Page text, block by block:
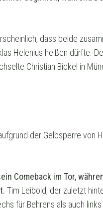
dass beide
Helenius heißen dürfte.
Christian Bickel in
der Gelbsperre von
Comeback im Tor,
Tim Leibold, der zuletzt
für Behrens als auch